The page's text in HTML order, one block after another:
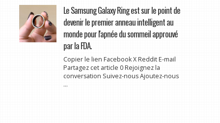
Le Samsung Galaxy Ring est sur le point de
devenir le premier anneau intelligent au
monde pour l'apnée du sommeil approuvé
par la FDA.
Copier le lien Facebook X Reddit E-mail
Partagez cet article 0 Rejoignez la
conversation Suivez-nous Ajoutez-nous
...